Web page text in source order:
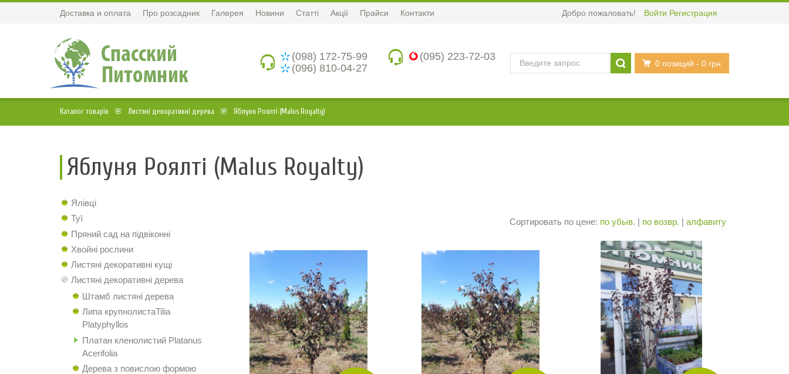
Доставка и оплата Про розсадник Галерея Новини Статті Акції Прайси Контакти Добро пожаловать! Войти Регистрация
0 позиций - 0 грн
(095) 223-72-03
(098) 172-75-99
(096) 810-04-27
Каталог товарів Листяні декоративні дерева Яблуня Роялті (Malus Royalty)
Яблуня Роялті (Malus Royalty)
Ялівці
Туї
Пряний сад на підвіконні
Хвойні рослини
Листяні декоративні кущі
Листяні декоративні дерева
Штамб листяні дерева
Липа крупнолистаTilia
Platyphyllos
Платан кленолистий Platanus
Acerifolia
Дерева з повислою формою
Сортировать по цене: по убыв. | по возвр. | алфавиту